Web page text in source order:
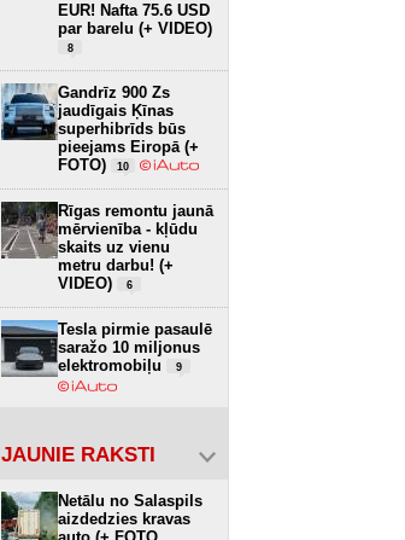
EUR! Nafta 75.6 USD
par barelu (+ VIDEO)
8
Gandrīz 900 Zs
jaudīgais Ķīnas
superhibrīds būs
pieejams Eiropā (+
FOTO)
10
Rīgas remontu jaunā
mērvienība - kļūdu
skaits uz vienu
metru darbu! (+
VIDEO)
6
Tesla pirmie pasaulē
saražo 10 miljonus
elektromobiļu
9
JAUNIE RAKSTI
Netālu no Salaspils
aizdedzies kravas